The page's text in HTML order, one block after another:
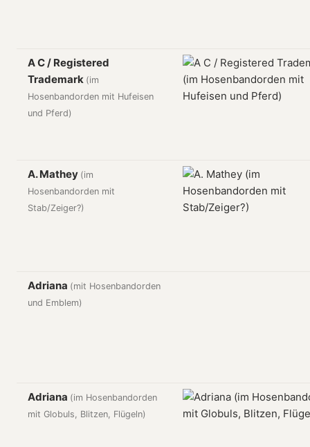
A C / Registered
Trademark (im
Hosenbandorden mit Hufeisen
und Pferd)
A. Mathey (im
Hosenbandorden mit
Stab/Zeiger?)
Adriana (mit Hosenbandorden
und Emblem)
Adriana (im Hosenbandorden
mit Globuls, Blitzen, Flügeln)